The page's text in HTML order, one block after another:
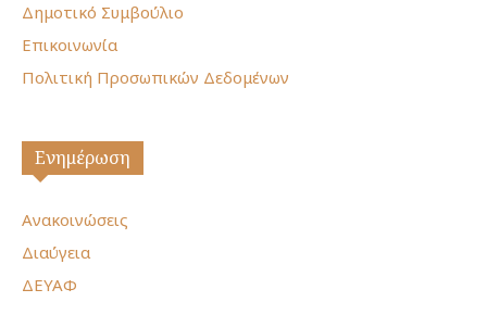
Δημοτικό Συμβούλιο
Επικοινωνία
Πολιτική Προσωπικών Δεδομένων
Ενημέρωση
Ανακοινώσεις
Διαύγεια
ΔΕΥΑΦ